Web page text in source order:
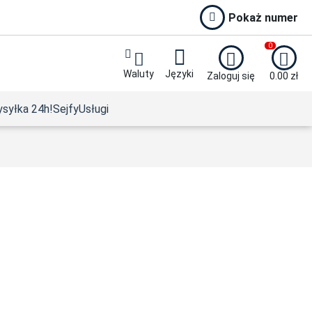
Pokaż numer
Waluty Języki Zaloguj się
0
0.00 zł
24h!SejfyUsługi